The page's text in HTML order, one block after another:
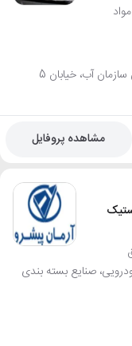
تهران، منطقه 4، محله حکیمیه، دماوند، خیابان سازمان آب، خیابان 5
مشاهده پروفایل
صنایع بسته بندی